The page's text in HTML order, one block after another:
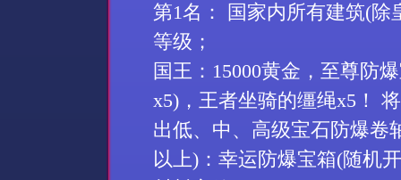
第1名： 国家内所有建筑(除
等级；
国王： 15000黄金，至尊防
x5)，王者坐骑的缰绳x5 ！
出低、中、高级宝石防爆卷
以上)：幸运防爆宝箱(随机